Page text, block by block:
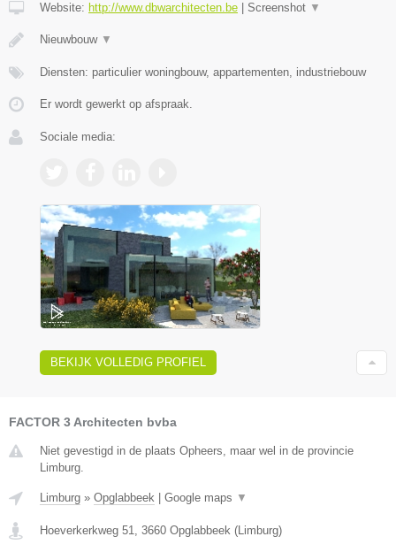
Website: http://www.dbwarchitecten.be Screenshot ▼
Nieuwbouw ▼
Diensten: particulier woningbouw, appartementen, industriebouw
Er wordt gewerkt op afspraak.
Sociale media:
BEKIJK VOLLEDIG PROFIEL
FACTOR 3 Architecten bvba
Niet gevestigd in de plaats Opheers, maar wel in de provincie
Limburg.
Limburg » Opglabbeek Google maps ▼
Hoeverkerkweg 51, 3660 Opglabbeek (Limburg)